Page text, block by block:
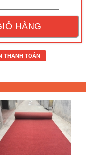
HÀNG
THANH TOÁN